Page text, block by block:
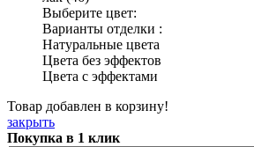
Выберите цвет:
Варианты отделки :
Натуральные цвета
Цвета без эффектов
Цвета с эффектами
Товар добавлен в корзину!
закрыть
Покупка в 1 клик